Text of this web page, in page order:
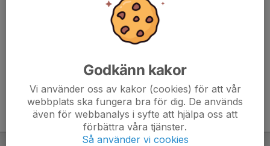
Godkänn kakor
Vi använder oss av kakor (cookies) för att vår
webbplats ska fungera bra för dig. De används
även för webbanalys i syfte att hjälpa oss att
förbättra våra tjänster.
Så använder vi cookies